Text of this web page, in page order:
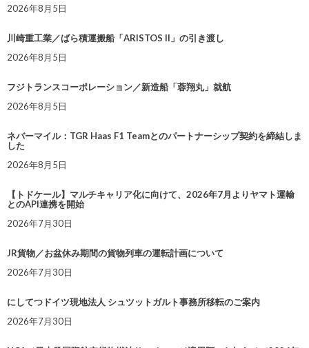
2026年8月5日
川崎重工業／ばら積運搬船「ARISTOS II」の引き渡し
2026年8月5日
フジトランスコーポレーション／新造船「蓉翔丸」就航
2026年8月5日
ネバーマイル：TGR Haas F1 Teamとのパートナーシップ契約を締結しま
した
2026年8月5日
【トドケール】マルチキャリア化に向けて、2026年7月よりヤマト運輸
とのAPI連携を開始
2026年7月30日
JR貨物／お盆休み期間の貨物列車の運転計画について
2026年7月30日
にしてつドイツ現地法人 シュツットガルト事務所移転のご案内
2026年7月30日